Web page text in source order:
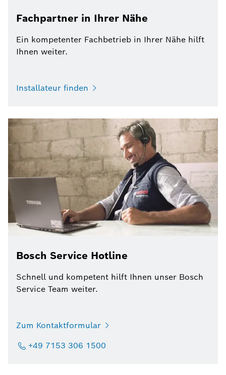
Fachpartner in Ihrer Nähe
Ein kompetenter Fachbetrieb in Ihrer Nähe hilft
Ihnen weiter.
Installateur finden
Bosch Service Hotline
Schnell und kompetent hilft Ihnen unser Bosch
Service Team weiter.
Zum Kontaktformular
+49 7153 306 1500